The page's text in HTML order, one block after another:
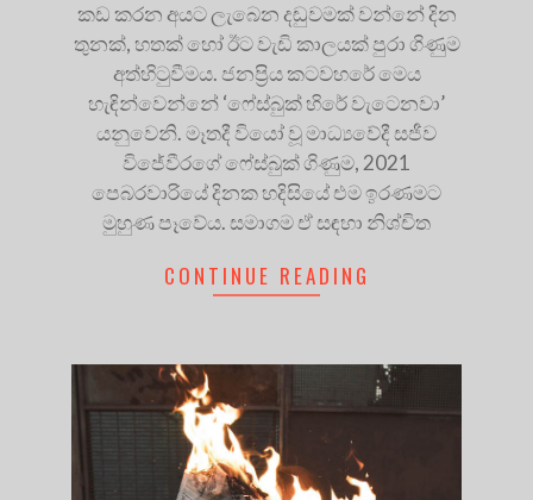
කඩ කරන අයට ලැබෙන දඬුවමක් වන්නේ දින
තුනක්, හතක් හෝ ඊට වැඩි කාලයක් පුරා ගිණුම
අත්හිටුවීමය. ජනප්‍රිය කටවහරේ මෙය
හැඳින්වෙන්නේ ‘ෆේස්බුක් හිරේ වැටෙනවා’
යනුවෙනි. මෑතදී වියෝ වූ මාධ්‍යවේදී සජීව
විජේවීරගේ ෆේස්බුක් ගිණුම, 2021
පෙබරවාරියේ දිනක හදිසියේ එම ඉරණමට
මුහුණ පෑවේය. සමාගම ඒ සඳහා නිශ්චිත
CONTINUE READING